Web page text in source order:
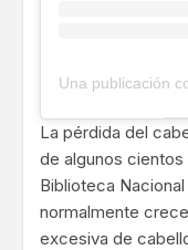
La pérdida del
de algunos cientos
Biblioteca
normalmente
excesiva de